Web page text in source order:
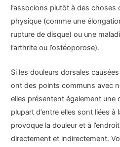
l’associons plutôt à des
physique (comme une
rupture de disque) ou une
l’arthrite ou l’ostéoporose).
Si les douleurs dorsales
ont des points communs avec
elles présentent également une
plupart d’entre elles sont liées
provoque la douleur et à
directement et indirectement.